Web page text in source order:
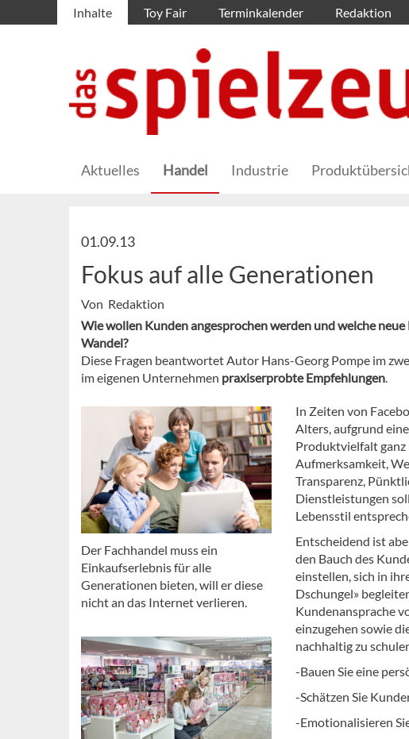
Inhalte Toy Fair Terminkalender Redaktion
Aktuelles Handel Industrie
01.09.13
Fokus auf alle Generationen
Von Redaktion
Wie wollen Kunden angesprochen werden und welche
Wandel?
Diese Fragen beantwortet Autor Hans-Georg Pompe im
im eigenen Unternehmen praxiserprobte Empfehlungen.
Der Fachhandel muss ein
Einkaufserlebnis für alle
Generationen bieten, will er diese
nicht an das Internet verlieren.
In Zeiten von
Alters, aufgrund
Produktvielfalt ganz
Aufmerksamkeit,
Transparenz,
Dienstleistungen
Lebensstil
Entscheidend ist
den Bauch des
einstellen, sich in
Dschungel»
Kundenansprache
einzugehen sowie
nachhaltig zu
-Bauen Sie eine
-Schätzen Sie
-Emotionalisieren